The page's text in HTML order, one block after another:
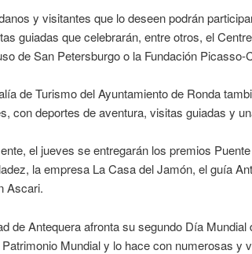
y visitantes que lo deseen podrán
guiadas que celebrarán, entre otros, el
de San Petersburgo o la Fundación Picasso-
de Turismo del Ayuntamiento de Ronda
con deportes de aventura, visitas guiadas y
el jueves se entregarán los premios
la empresa La Casa del Jamón, el guía
Ascari.
de Antequera afronta su segundo Día
Mundial y lo hace con numerosas y